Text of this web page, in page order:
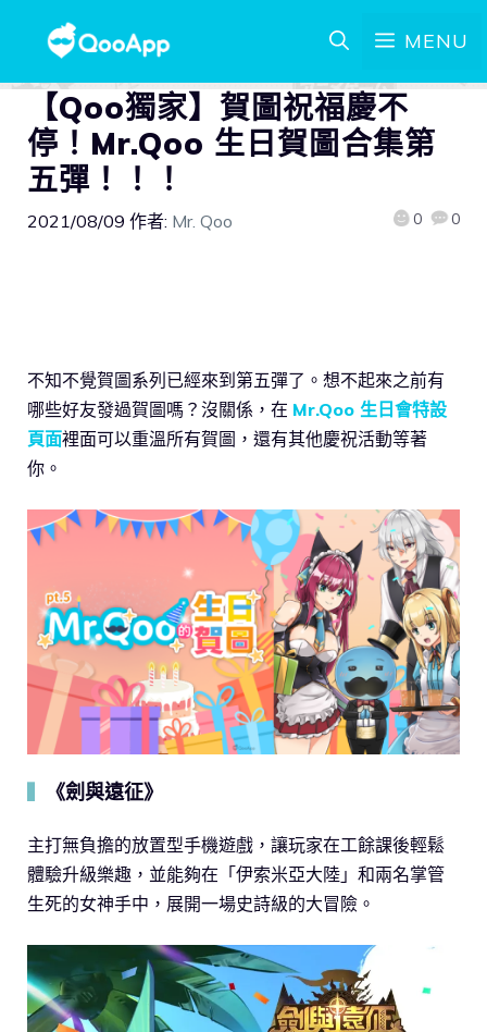
MENU
【Qoo獨家】賀圖祝福慶不
停！Mr.Qoo 生日賀圖合集第
五彈！！！
2021/08/09 作者: Mr. Qoo 0 0
不知不覺賀圖系列已經來到第五彈了。想不起來之前有
哪些好友發過賀圖嗎？沒關係，在 Mr.Qoo 生日會特設
頁面裡面可以重溫所有賀圖，還有其他慶祝活動等著
你。
《劍與遠征》
主打無負擔的放置型手機遊戲，讓玩家在工餘課後輕鬆
體驗升級樂趣，並能夠在「伊索米亞大陸」和兩名掌管
生死的女神手中，展開一場史詩級的大冒險。